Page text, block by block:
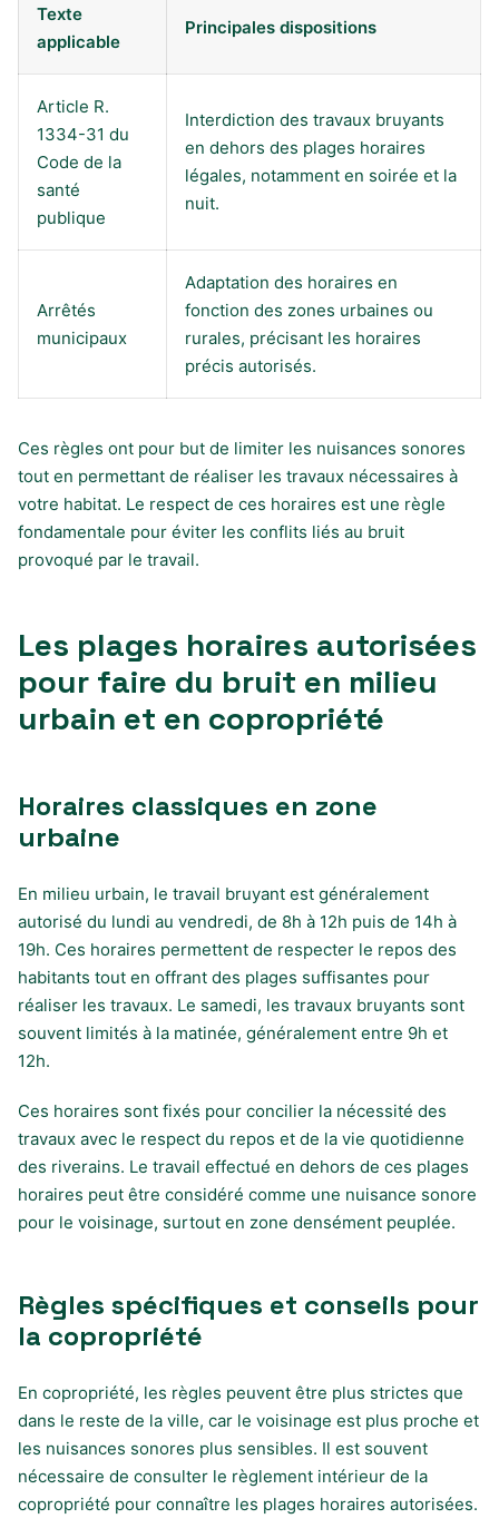
Texte
applicable
Principales dispositions
Article R.
1334-31 du
Code de la
santé
publique
Interdiction des travaux bruyants
en dehors des plages horaires
légales, notamment en soirée et la
nuit.
Arrêtés
municipaux
Adaptation des horaires en
fonction des zones urbaines ou
rurales, précisant les horaires
précis autorisés.
Ces règles ont pour but de limiter les nuisances sonores
tout en permettant de réaliser les travaux nécessaires à
votre habitat. Le respect de ces horaires est une règle
fondamentale pour éviter les conflits liés au bruit
provoqué par le travail.
Les plages horaires autorisées
pour faire du bruit en milieu
urbain et en copropriété
Horaires classiques en zone
urbaine
En milieu urbain, le travail bruyant est généralement
autorisé du lundi au vendredi, de 8h à 12h puis de 14h à
19h. Ces horaires permettent de respecter le repos des
habitants tout en offrant des plages suffisantes pour
réaliser les travaux. Le samedi, les travaux bruyants sont
souvent limités à la matinée, généralement entre 9h et
12h.
Ces horaires sont fixés pour concilier la nécessité des
travaux avec le respect du repos et de la vie quotidienne
des riverains. Le travail effectué en dehors de ces plages
horaires peut être considéré comme une nuisance sonore
pour le voisinage, surtout en zone densément peuplée.
Règles spécifiques et conseils pour
la copropriété
En copropriété, les règles peuvent être plus strictes que
dans le reste de la ville, car le voisinage est plus proche et
les nuisances sonores plus sensibles. Il est souvent
nécessaire de consulter le règlement intérieur de la
copropriété pour connaître les plages horaires autorisées.